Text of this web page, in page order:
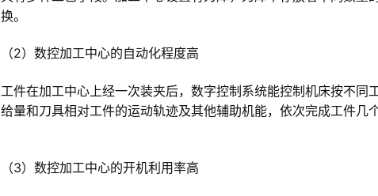
换。
（2）数控加工中心的自动化程度高
工件在加工中心上经一次装夹后，数字控制系统能控制机床按不
给量和刀具相对工件的运动轨迹及其他辅助机能，依次完成工件几
（3）数控加工中心的开机利用率高